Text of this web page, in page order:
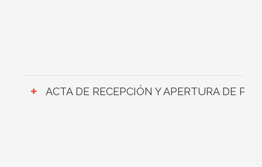
ACTA DE RECEPCIÓN Y APERTURA DE